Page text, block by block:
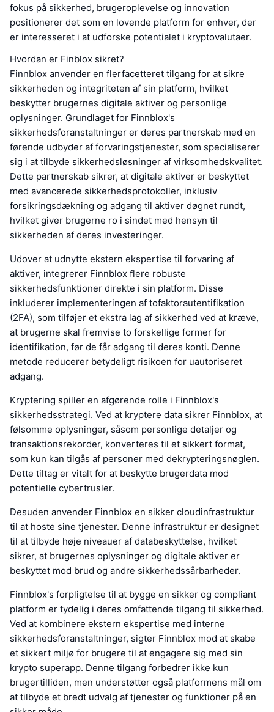
fokus på sikkerhed, brugeroplevelse og innovation
positionerer det som en lovende platform for enhver, der
er interesseret i at udforske potentialet i kryptovalutaer.
Hvordan er Finblox sikret?
Finnblox anvender en flerfacetteret tilgang for at sikre
sikkerheden og integriteten af sin platform, hvilket
beskytter brugernes digitale aktiver og personlige
oplysninger. Grundlaget for Finnblox's
sikkerhedsforanstaltninger er deres partnerskab med en
førende udbyder af forvaringstjenester, som specialiserer
sig i at tilbyde sikkerhedsløsninger af virksomhedskvalitet.
Dette partnerskab sikrer, at digitale aktiver er beskyttet
med avancerede sikkerhedsprotokoller, inklusiv
forsikringsdækning og adgang til aktiver døgnet rundt,
hvilket giver brugerne ro i sindet med hensyn til
sikkerheden af deres investeringer.
Udover at udnytte ekstern ekspertise til forvaring af
aktiver, integrerer Finnblox flere robuste
sikkerhedsfunktioner direkte i sin platform. Disse
inkluderer implementeringen af tofaktorautentifikation
(2FA), som tilføjer et ekstra lag af sikkerhed ved at kræve,
at brugerne skal fremvise to forskellige former for
identifikation, før de får adgang til deres konti. Denne
metode reducerer betydeligt risikoen for uautoriseret
adgang.
Kryptering spiller en afgørende rolle i Finnblox's
sikkerhedsstrategi. Ved at kryptere data sikrer Finnblox, at
følsomme oplysninger, såsom personlige detaljer og
transaktionsrekorder, konverteres til et sikkert format,
som kun kan tilgås af personer med dekrypteringsnøglen.
Dette tiltag er vitalt for at beskytte brugerdata mod
potentielle cybertrusler.
Desuden anvender Finnblox en sikker cloudinfrastruktur
til at hoste sine tjenester. Denne infrastruktur er designet
til at tilbyde høje niveauer af databeskyttelse, hvilket
sikrer, at brugernes oplysninger og digitale aktiver er
beskyttet mod brud og andre sikkerhedssårbarheder.
Finnblox's forpligtelse til at bygge en sikker og compliant
platform er tydelig i deres omfattende tilgang til sikkerhed.
Ved at kombinere ekstern ekspertise med interne
sikkerhedsforanstaltninger, sigter Finnblox mod at skabe
et sikkert miljø for brugere til at engagere sig med sin
krypto superapp. Denne tilgang forbedrer ikke kun
brugertilliden, men understøtter også platformens mål om
at tilbyde et bredt udvalg af tjenester og funktioner på en